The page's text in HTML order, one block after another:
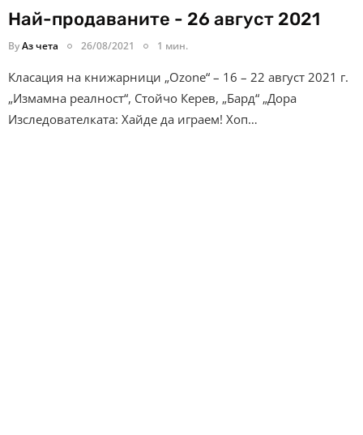
Най-продаваните - 26 август 2021
ByАз чета 26/08/2021 1 мин.
Класация на книжарници „Ozone“ – 16 – 22 август 2021 г.
„Измамна реалност“, Стойчо Керев, „Бард“ „Дора
Изследователката: Хайде да играем! Хоп…